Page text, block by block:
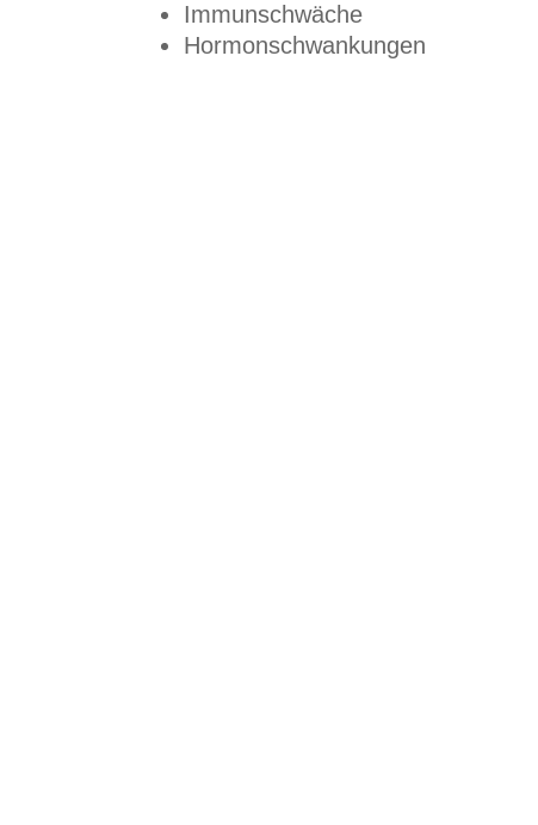
Immunschwäche
Hormonschwankungen